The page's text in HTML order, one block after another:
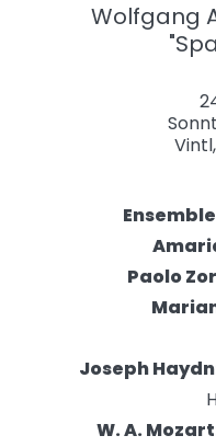
Wolfgang
Paolo
Joseph
W. A.